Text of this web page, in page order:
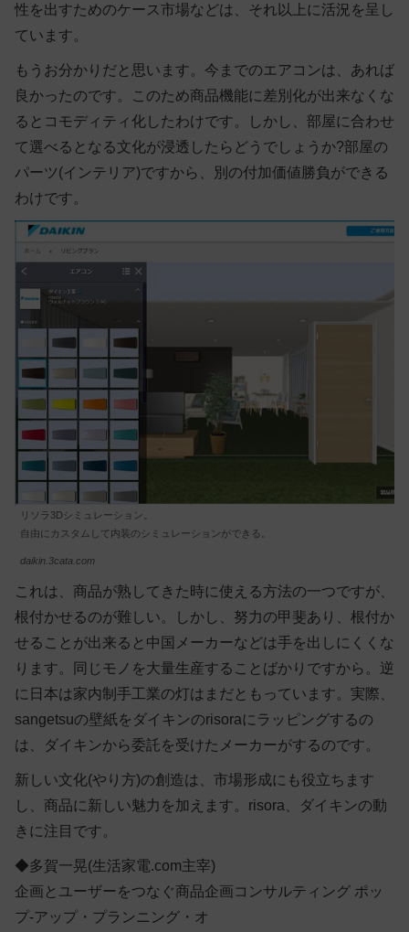
性を出すためのケース市場などは、それ以上に活況を呈し
ています。
もうお分かりだと思います。今までのエアコンは、あれば
良かったのです。このため商品機能に差別化が出来なくな
るとコモディティ化したわけです。しかし、部屋に合わせ
て選べるとなる文化が浸透したらどうでしょうか?部屋の
パーツ(インテリア)ですから、別の付加価値勝負ができる
わけです。
リソラ3Dシミュレーション。
自由にカスタムして内装のシミュレーションができる。
daikin.3cata.com
これは、商品が熟してきた時に使える方法の一つですが、
根付かせるのが難しい。しかし、努力の甲斐あり、根付か
せることが出来ると中国メーカーなどは手を出しにくくな
ります。同じモノを大量生産することばかりですから。逆
に日本は家内制手工業の灯はまだともっています。実際、
sangetsuの壁紙をダイキンのrisoraにラッピングするの
は、ダイキンから委託を受けたメーカーがするのです。
新しい文化(やり方)の創造は、市場形成にも役立ちます
し、商品に新しい魅力を加えます。risora、ダイキンの動
きに注目です。
◆多賀一晃(生活家電.com主宰)
企画とユーザーをつなぐ商品企画コンサルティング ポッ
プ-アップ・プランニング・オ